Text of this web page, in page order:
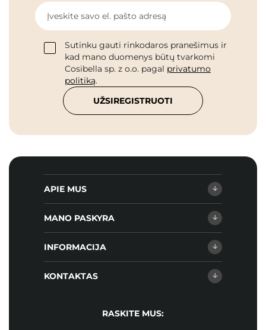
Įveskite savo el. pašto adresą
Sutinku gauti rinkodaros pranešimus ir
kad mano duomenys būtų tvarkomi
Cosibella sp. z o.o. pagal privatumo
politiką.
UŽSIREGISTRUOTI
APIE MUS
MANO PASKYRA
INFORMACIJA
KONTAKTAS
RASKITE MUS: